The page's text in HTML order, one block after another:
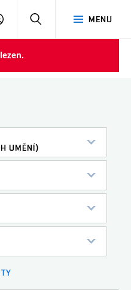
MENU
PŘIHLÁSIT
UMĚNÍ)